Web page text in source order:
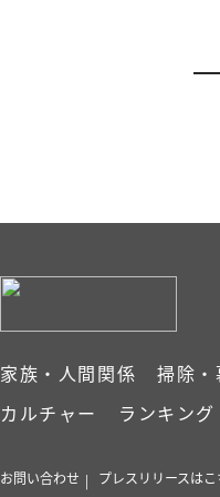
家族・人間関係 掃除・
カルチャー
ランキング
お問い合わせ プレスリリースはこ